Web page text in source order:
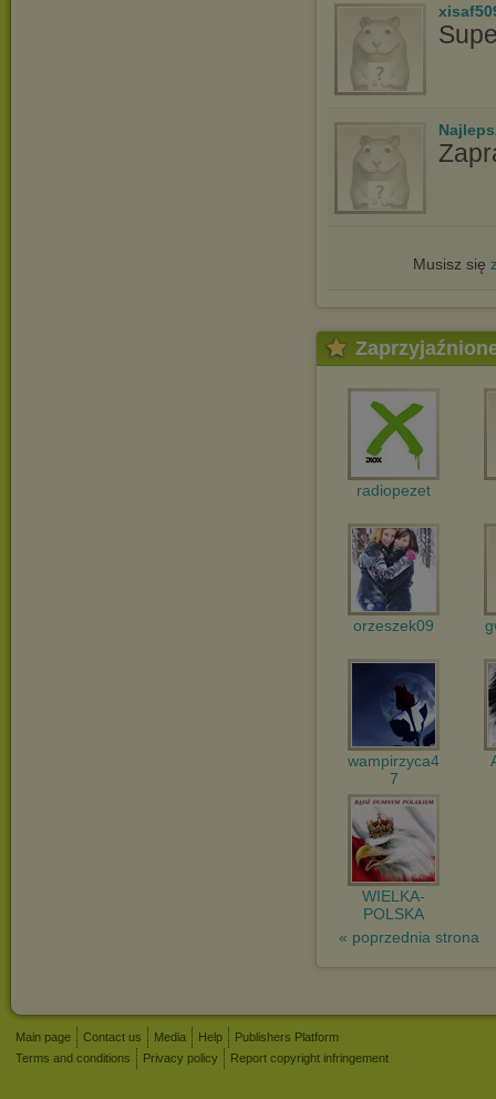
Musisz się
radiopezet
orzeszek09
wampirzyca4
7
WIELKA-
POLSKA
« poprzednia strona
Main page Contact us Media Help
Publishers Platform
Terms and conditions
Privacy policy Report copyright infringement